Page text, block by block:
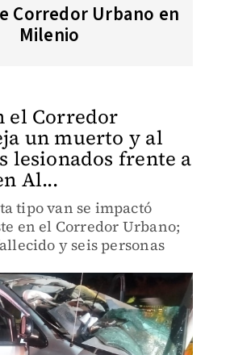
Corredor Urbano en
Milenio
el Corredor
un muerto y al
lesionados frente a
Al...
tipo van se impactó
en el Corredor Urbano;
y seis personas